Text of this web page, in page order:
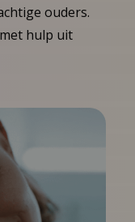
ouders.
hulp uit